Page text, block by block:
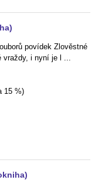
povídek Zlověstné
vraždy, i nyní je l ...
15 %)